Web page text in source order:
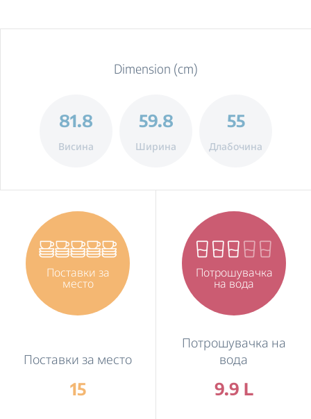
Dimension (cm)
81.8
Висина
59.8
Ширина
55
Длабочина
Поставки за
место
Поставки за место
15
Потрошувачка
на вода
Потрошувачка на
вода
9.9 L